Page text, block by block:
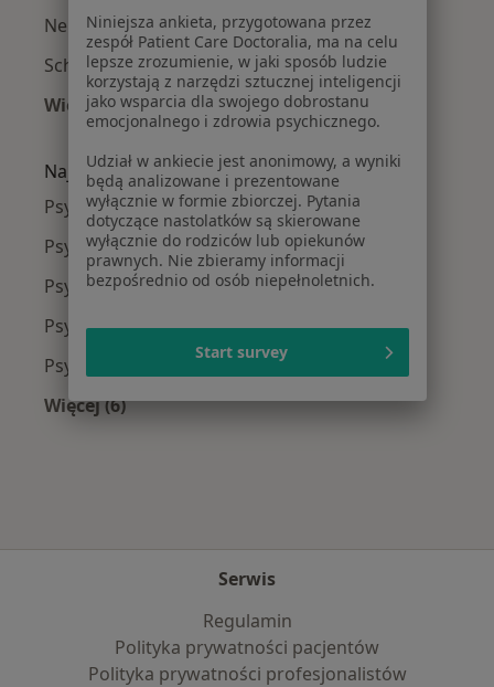
Nerwica w Katowicach
Schizofrenia w Katowicach
Więcej (15)
Więcej w kategorii: Najczęście leczone
Najpopularniejsze ubezpieczenia
Psychiatrzy z Allianz w Katowicach
Psychiatrzy z POLMED w Katowicach
Psychiatrzy z Signal Iduna w Katowicach
Psychiatrzy z NFZ w Katowicach
Psychiatrzy z LUX MED w Katowicach
Więcej (6)
Serwis
Regulamin
Polityka prywatności pacjentów
Polityka prywatności profesjonalistów
Niniejsza ankieta, przygotowana przez
zespół Patient Care Doctoralia, ma na celu
lepsze zrozumienie, w jaki sposób ludzie
korzystają z narzędzi sztucznej inteligencji
jako wsparcia dla swojego dobrostanu
emocjonalnego i zdrowia psychicznego.
Udział w ankiecie jest anonimowy, a wyniki
będą analizowane i prezentowane
wyłącznie w formie zbiorczej. Pytania
dotyczące nastolatków są skierowane
wyłącznie do rodziców lub opiekunów
prawnych. Nie zbieramy informacji
bezpośrednio od osób niepełnoletnich.
Start survey